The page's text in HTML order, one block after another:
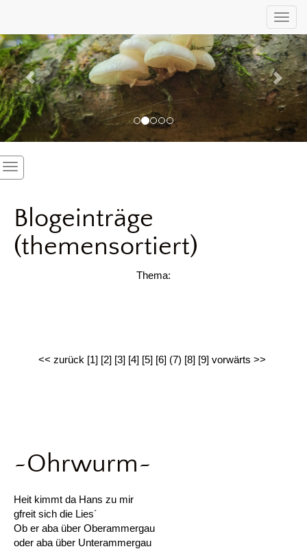
Blogeinträge
(themensortiert)
Thema:
<< zurück [1] [2] [3] [4] [5] [6] (7) [8] [9] vorwärts >>
~Ohrwurm~
Heit kimmt da Hans zu mir
gfreit sich die Lies´
Ob er aba über Oberammergau
oder aba über Unterammergau